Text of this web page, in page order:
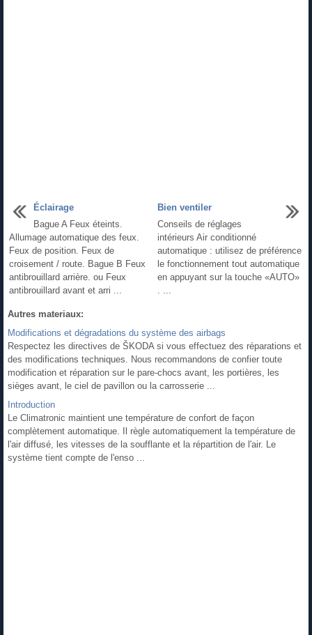
Éclairage
Bague A Feux éteints.
Allumage automatique des feux.
Feux de position. Feux de
croisement / route. Bague B Feux
antibrouillard arrière. ou Feux
antibrouillard avant et arri ...
Bien ventiler
Conseils de réglages
intérieurs Air conditionné
automatique : utilisez de préférence
le fonctionnement tout automatique
en appuyant sur la touche «AUTO»
. ...
Autres materiaux:
Modifications et dégradations du système des airbags
Respectez les directives de ŠKODA si vous effectuez des réparations et
des modifications techniques. Nous recommandons de confier toute
modification et réparation sur le pare-chocs avant, les portières, les
sièges avant, le ciel de pavillon ou la carrosserie ...
Introduction
Le Climatronic maintient une température de confort de façon
complètement automatique. Il règle automatiquement la température de
l'air diffusé, les vitesses de la soufflante et la répartition de l'air. Le
système tient compte de l'enso ...